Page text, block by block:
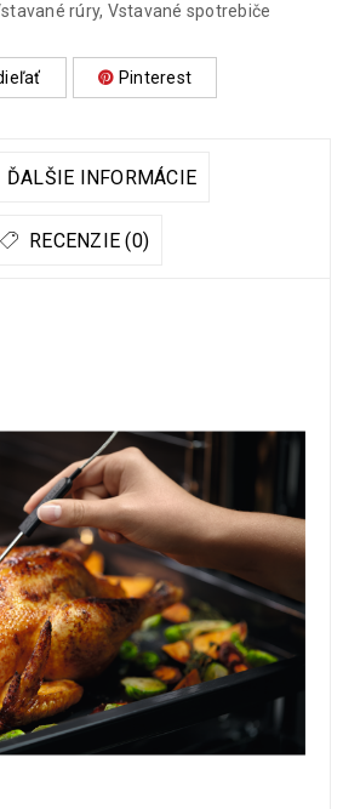
rúry, Vstavané spotrebiče
Pinterest
ĎALŠIE INFORMÁCIE
RECENZIE (0)